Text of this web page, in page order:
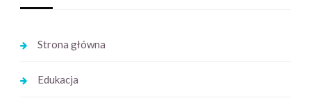
Strona główna
Edukacja